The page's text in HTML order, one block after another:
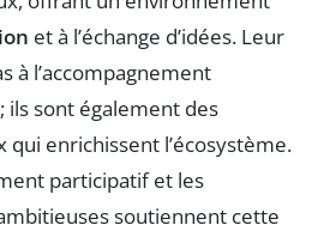
et à l’échange d’idées. Leur
à l’accompagnement
sont également des
qui enrichissent l’écosystème.
participatif et les
soutiennent cette